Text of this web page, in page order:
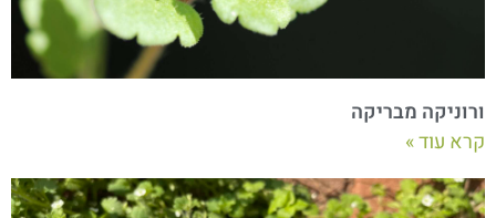
ורוניקה מבריקה
קרא עוד »